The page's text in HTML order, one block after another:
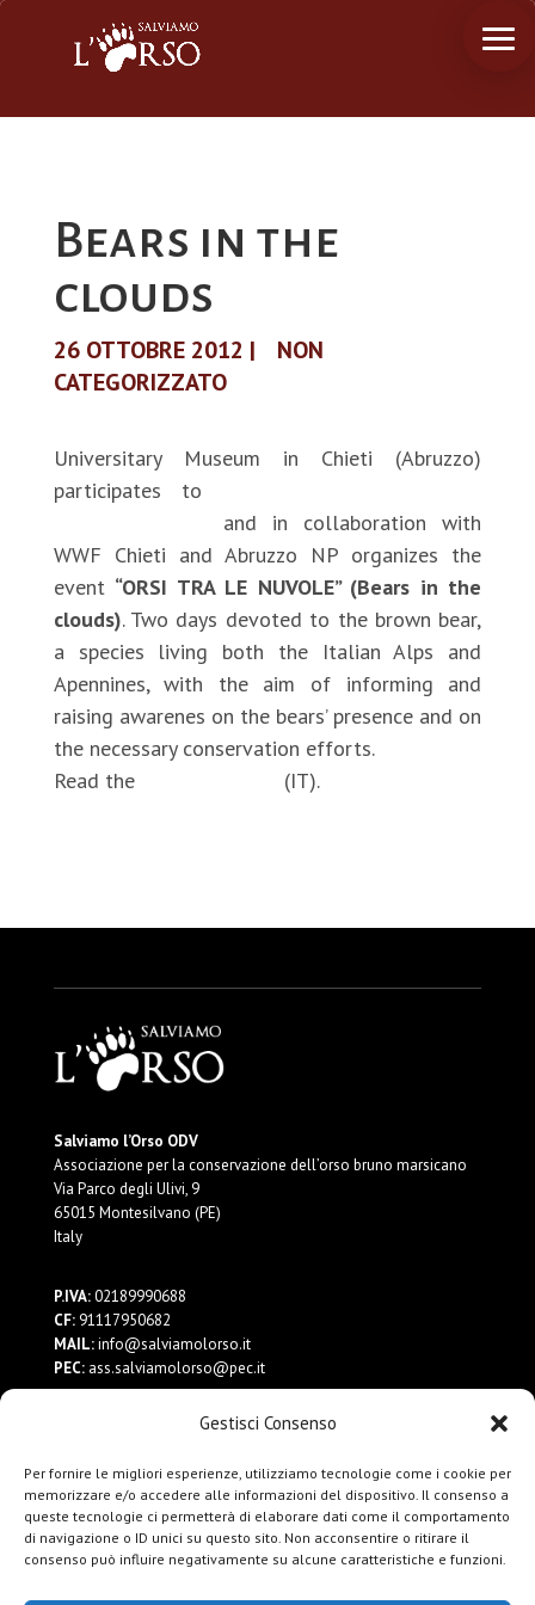
Gestisci Consenso
Per fornire le migliori esperienze, utilizziamo tecnologie come i cookie per
memorizzare e/o accedere alle informazioni del dispositivo. Il consenso a
queste tecnologie ci permetterà di elaborare dati come il comportamento
di navigazione o ID unici su questo sito. Non acconsentire o ritirare il
consenso può influire negativamente su alcune caratteristiche e funzioni.
Bears in the
clouds
26 OTTOBRE 2012 |
NON
CATEGORIZZATO
Universitary Museum in Chieti (Abruzzo)
participates to
and in collaboration with
WWF Chieti and Abruzzo NP organizes the
event “ORSI TRA LE NUVOLE” (Bears in the
clouds). Two days devoted to the brown bear,
a species living both the Italian Alps and
Apennines, with the aim of informing and
raising awarenes on the bears’ presence and on
the necessary conservation efforts.
Read the
(IT).
Salviamo l’Orso ODV
Associazione per la conservazione dell’orso bruno marsicano
Via Parco degli Ulivi, 9
65015 Montesilvano (PE)
Italy
P.IVA:02189990688
CF:91117950682
MAIL:info@salviamolorso.it
PEC:ass.salviamolorso@pec.it
Privacy Policy